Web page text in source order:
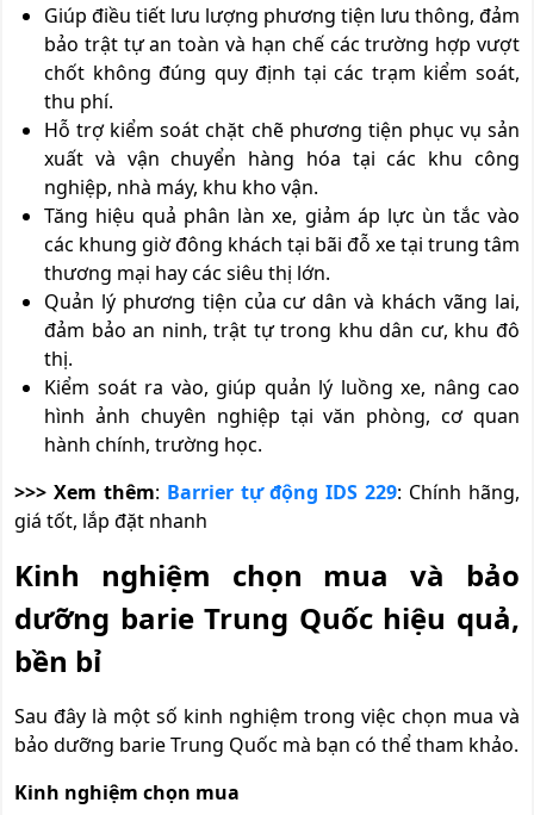
Giúp điều tiết lưu lượng phương tiện lưu thông, đảm
bảo trật tự an toàn và hạn chế các trường hợp vượt
chốt không đúng quy định tại các trạm kiểm soát,
thu phí.
Hỗ trợ kiểm soát chặt chẽ phương tiện phục vụ sản
xuất và vận chuyển hàng hóa tại các khu công
nghiệp, nhà máy, khu kho vận.
Tăng hiệu quả phân làn xe, giảm áp lực ùn tắc vào
các khung giờ đông khách tại bãi đỗ xe tại trung tâm
thương mại hay các siêu thị lớn.
Quản lý phương tiện của cư dân và khách vãng lai,
đảm bảo an ninh, trật tự trong khu dân cư, khu đô
thị.
Kiểm soát ra vào, giúp quản lý luồng xe, nâng cao
hình ảnh chuyên nghiệp tại văn phòng, cơ quan
hành chính, trường học.
>>> Xem thêm: Barrier tự động IDS 229: Chính hãng,
giá tốt, lắp đặt nhanh
Kinh nghiệm chọn mua và bảo
dưỡng barie Trung Quốc hiệu quả,
bền bỉ
Sau đây là một số kinh nghiệm trong việc chọn mua và
bảo dưỡng barie Trung Quốc mà bạn có thể tham khảo.
Kinh nghiệm chọn mua